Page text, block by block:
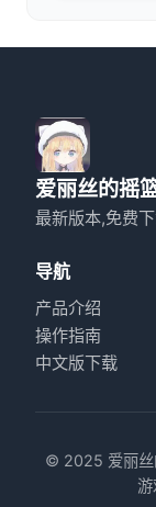
爱丽丝的摇
最新版本,免费
导航
产品介绍
操作指南
中文版下载
© 2025 爱丽丝